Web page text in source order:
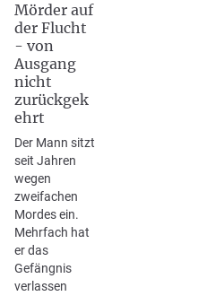
Mörder auf
der Flucht
- von
Ausgang
nicht
zurückgek
ehrt
Der Mann sitzt
seit Jahren
wegen
zweifachen
Mordes ein.
Mehrfach hat
er das
Gefängnis
verlassen